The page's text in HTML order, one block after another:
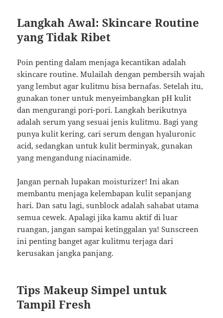
Langkah Awal: Skincare Routine
yang Tidak Ribet
Poin penting dalam menjaga kecantikan adalah
skincare routine. Mulailah dengan pembersih wajah
yang lembut agar kulitmu bisa bernafas. Setelah itu,
gunakan toner untuk menyeimbangkan pH kulit
dan mengurangi pori-pori. Langkah berikutnya
adalah serum yang sesuai jenis kulitmu. Bagi yang
punya kulit kering, cari serum dengan hyaluronic
acid, sedangkan untuk kulit berminyak, gunakan
yang mengandung niacinamide.
Jangan pernah lupakan moisturizer! Ini akan
membantu menjaga kelembapan kulit sepanjang
hari. Dan satu lagi, sunblock adalah sahabat utama
semua cewek. Apalagi jika kamu aktif di luar
ruangan, jangan sampai ketinggalan ya! Sunscreen
ini penting banget agar kulitmu terjaga dari
kerusakan jangka panjang.
Tips Makeup Simpel untuk
Tampil Fresh